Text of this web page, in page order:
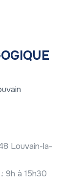
Louvain-la-
9h à 15h30